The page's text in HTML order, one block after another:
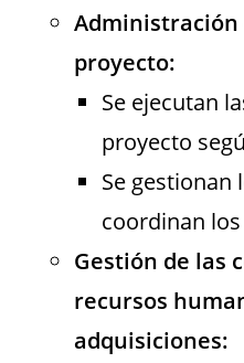
proyecto:
Se ejecutan
proyecto
Se gestionan
coordinan
Gestión de las
recursos
adquisiciones: